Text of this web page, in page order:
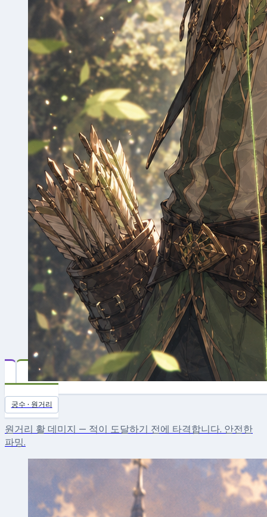
궁수 · 원거리
원거리 활 데미지 — 적이 도달하기 전에 타격합니다. 안전한
파밍.